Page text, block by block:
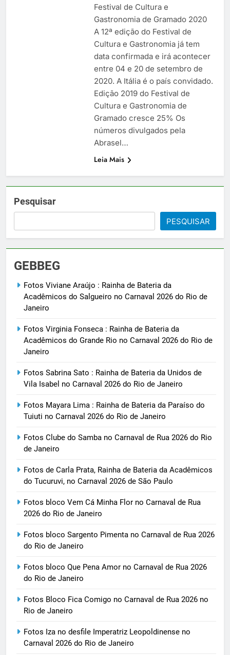
Festival de Cultura e
Gastronomia de Gramado 2020
A 12ª edição do Festival de
Cultura e Gastronomia já tem
data confirmada e irá acontecer
entre 04 e 20 de setembro de
2020. A Itália é o país convidado.
Edição 2019 do Festival de
Cultura e Gastronomia de
Gramado cresce 25% Os
números divulgados pela
Abrasel…
Leia Mais
Pesquisar
PESQUISAR
GEBBEG
Fotos Viviane Araújo : Rainha de Bateria da
Acadêmicos do Salgueiro no Carnaval 2026 do Rio de
Janeiro
Fotos Virginia Fonseca : Rainha de Bateria da
Acadêmicos do Grande Rio no Carnaval 2026 do Rio de
Janeiro
Fotos Sabrina Sato : Rainha de Bateria da Unidos de
Vila Isabel no Carnaval 2026 do Rio de Janeiro
Fotos Mayara Lima : Rainha de Bateria da Paraíso do
Tuiuti no Carnaval 2026 do Rio de Janeiro
Fotos Clube do Samba no Carnaval de Rua 2026 do Rio
de Janeiro
Fotos de Carla Prata, Rainha de Bateria da Acadêmicos
do Tucuruvi, no Carnaval 2026 de São Paulo
Fotos bloco Vem Cá Minha Flor no Carnaval de Rua
2026 do Rio de Janeiro
Fotos bloco Sargento Pimenta no Carnaval de Rua 2026
do Rio de Janeiro
Fotos bloco Que Pena Amor no Carnaval de Rua 2026
do Rio de Janeiro
Fotos Bloco Fica Comigo no Carnaval de Rua 2026 no
Rio de Janeiro
Fotos Iza no desfile Imperatriz Leopoldinense no
Carnaval 2026 do Rio de Janeiro